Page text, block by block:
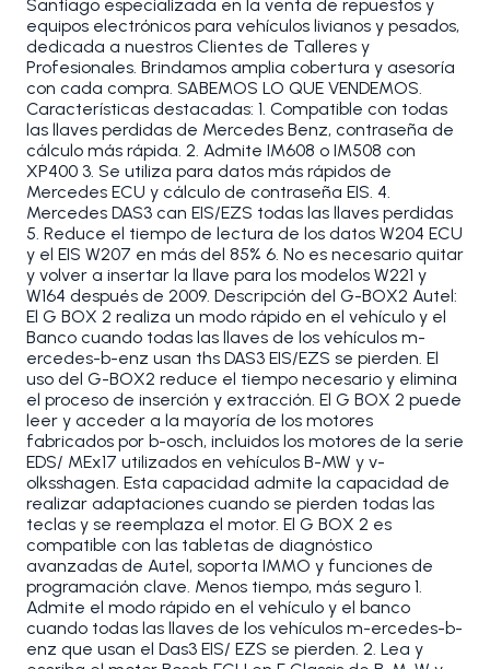
Santiago especializada en la venta de repuestos y
equipos electrónicos para vehículos livianos y pesados,
dedicada a nuestros Clientes de Talleres y
Profesionales. Brindamos amplia cobertura y asesoría
con cada compra. SABEMOS LO QUE VENDEMOS.
Características destacadas: 1. Compatible con todas
las llaves perdidas de Mercedes Benz, contraseña de
cálculo más rápida. 2. Admite IM608 o IM508 con
XP400 3. Se utiliza para datos más rápidos de
Mercedes ECU y cálculo de contraseña EIS. 4.
Mercedes DAS3 can EIS/EZS todas las llaves perdidas
5. Reduce el tiempo de lectura de los datos W204 ECU
y el EIS W207 en más del 85% 6. No es necesario quitar
y volver a insertar la llave para los modelos W221 y
W164 después de 2009. Descripción del G-BOX2 Autel:
El G BOX 2 realiza un modo rápido en el vehículo y el
Banco cuando todas las llaves de los vehículos m-
ercedes-b-enz usan ths DAS3 EIS/EZS se pierden. El
uso del G-BOX2 reduce el tiempo necesario y elimina
el proceso de inserción y extracción. El G BOX 2 puede
leer y acceder a la mayoría de los motores
fabricados por b-osch, incluidos los motores de la serie
EDS/ MEx17 utilizados en vehículos B-MW y v-
olksshagen. Esta capacidad admite la capacidad de
realizar adaptaciones cuando se pierden todas las
teclas y se reemplaza el motor. El G BOX 2 es
compatible con las tabletas de diagnóstico
avanzadas de Autel, soporta IMMO y funciones de
programación clave. Menos tiempo, más seguro 1.
Admite el modo rápido en el vehículo y el banco
cuando todas las llaves de los vehículos m-ercedes-b-
enz que usan el Das3 EIS/ EZS se pierden. 2. Lea y